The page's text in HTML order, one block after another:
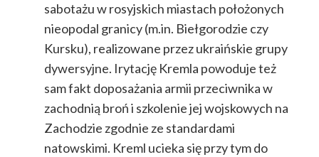
sabotażu w rosyjskich miastach położonych
nieopodal granicy (m.in. Biełgorodzie czy
Kursku), realizowane przez ukraińskie grupy
dywersyjne. Irytację Kremla powoduje też
sam fakt doposażania armii przeciwnika w
zachodnią broń i szkolenie jej wojskowych na
Zachodzie zgodnie ze standardami
natowskimi. Kreml ucieka się przy tym do